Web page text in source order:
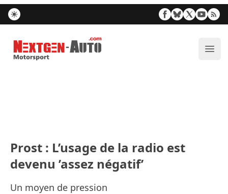
Nextgen-Auto.com
Prost : L’usage de la radio est
devenu ’assez négatif’
Un moyen de pression